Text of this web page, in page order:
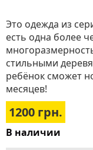
Это одежда из
есть одна более
стильными
ребёнок сможет
месяцев!
1200 грн.
В наличии